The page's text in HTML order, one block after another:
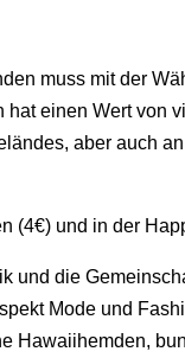
muss mit der
einen Wert von
aber auch
(4€) und in der
und die
Mode und
Hawaiihemden,